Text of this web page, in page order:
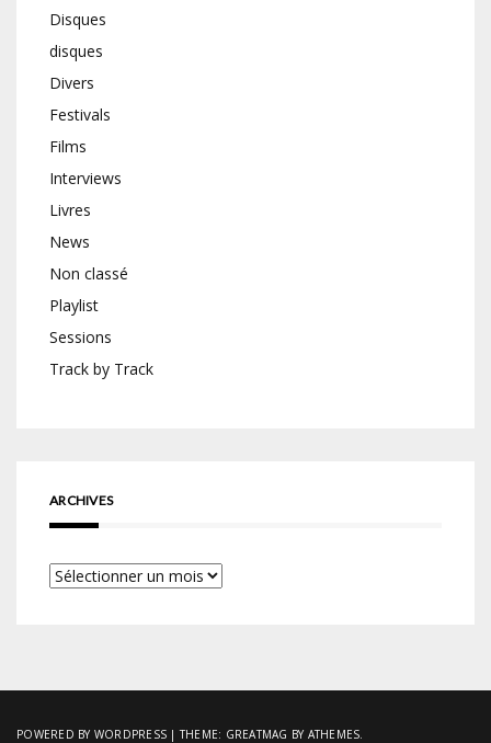
Disques
disques
Divers
Festivals
Films
Interviews
Livres
News
Non classé
Playlist
Sessions
Track by Track
ARCHIVES
Archives
POWERED BY WORDPRESS |THEME: GREATMAG BY ATHEMES.